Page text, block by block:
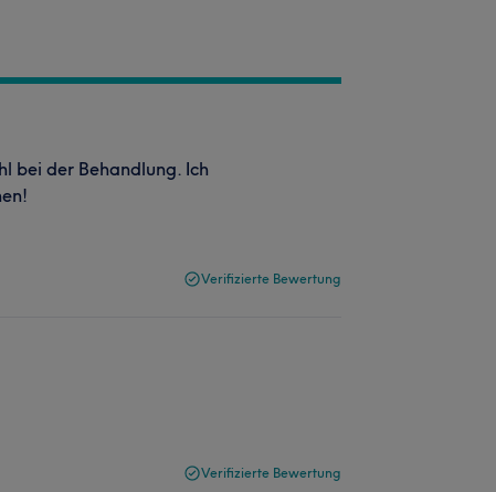
bei der Behandlung. Ich
Verifizierte Bewertung
Verifizierte Bewertung